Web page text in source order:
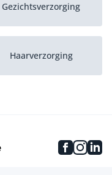
Gezichtsverzorging
Haarverzorging